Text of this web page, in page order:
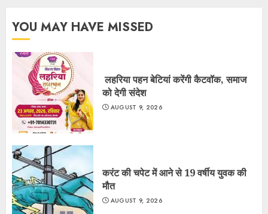
YOU MAY HAVE MISSED
लहरिया पहन बेटियां करेंगी कैटवॉक, समाज
को देगी संदेश
AUGUST 9, 2026
करंट की चपेट में आने से 19 वर्षीय युवक की
मौत
AUGUST 9, 2026